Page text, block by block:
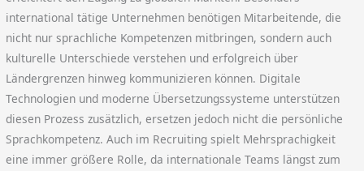
international tätige Unternehmen benötigen Mitarbeitende, die
nicht nur sprachliche Kompetenzen mitbringen, sondern auch
kulturelle Unterschiede verstehen und erfolgreich über
Ländergrenzen hinweg kommunizieren können. Digitale
Technologien und moderne Übersetzungssysteme unterstützen
diesen Prozess zusätzlich, ersetzen jedoch nicht die persönliche
Sprachkompetenz. Auch im Recruiting spielt Mehrsprachigkeit
eine immer größere Rolle, da internationale Teams längst zum